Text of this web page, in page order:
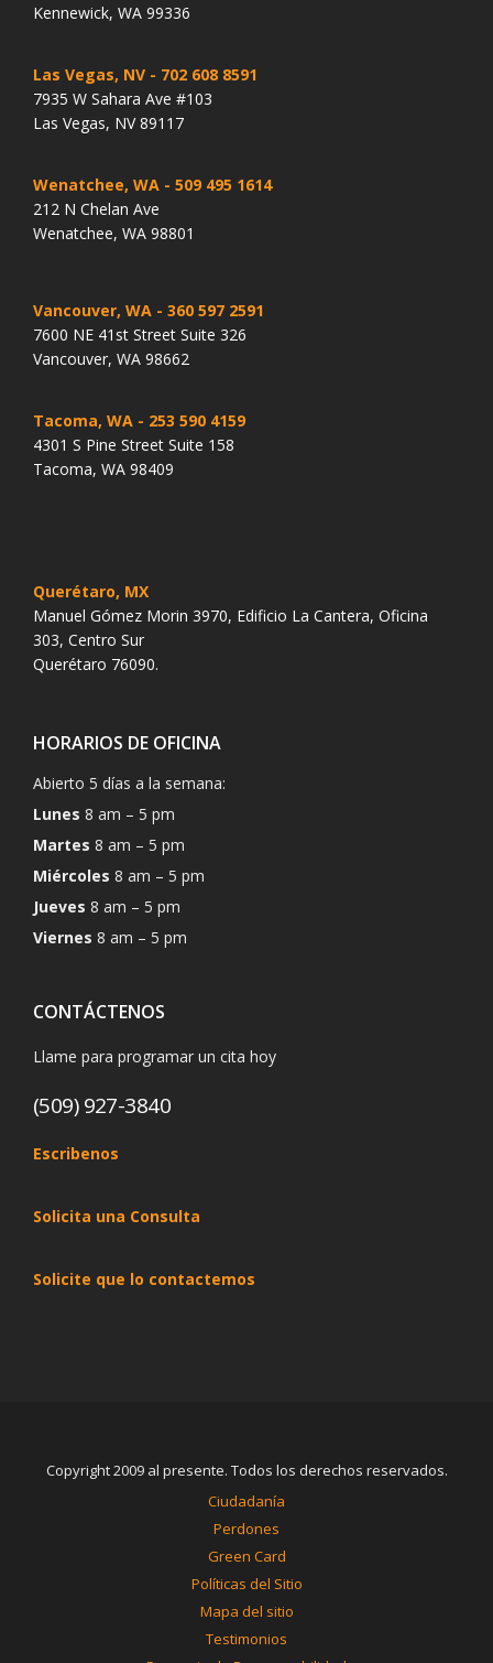
Kennewick, WA 99336
Las Vegas, NV - 702 608 8591
7935 W Sahara Ave #103
Las Vegas, NV 89117
Wenatchee, WA - 509 495 1614
212 N Chelan Ave
Wenatchee, WA 98801
Vancouver, WA - 360 597 2591
7600 NE 41st Street Suite 326
Vancouver, WA 98662
Tacoma, WA - 253 590 4159
4301 S Pine Street Suite 158
Tacoma, WA 98409
Querétaro, MX
Manuel Gómez Morin 3970, Edificio La Cantera, Oficina
303, Centro Sur
Querétaro 76090.
HORARIOS DE OFICINA
Abierto 5 días a la semana:
Lunes 8 am – 5 pm
Martes 8 am – 5 pm
Miércoles 8 am – 5 pm
Jueves 8 am – 5 pm
Viernes 8 am – 5 pm
CONTÁCTENOS
Llame para programar un cita hoy
(509) 927-3840
Escribenos
Solicita una Consulta
Solicite que lo contactemos
Copyright 2009 al presente. Todos los derechos reservados.
Ciudadanía
Perdones
Green Card
Políticas del Sitio
Mapa del sitio
Testimonios